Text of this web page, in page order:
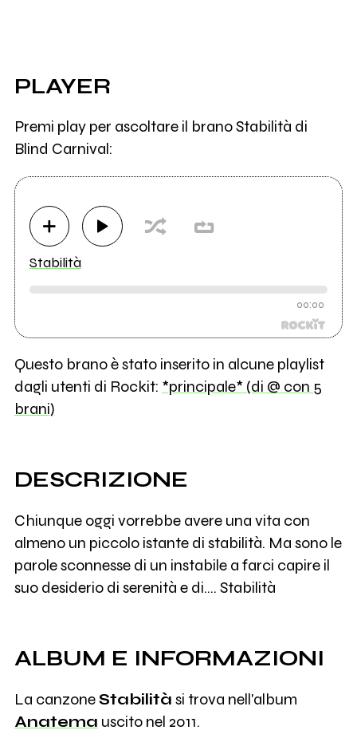
PLAYER
Premi play per ascoltare il brano Stabilità di
Blind Carnival:
Stabilità
00:00
Questo brano è stato inserito in alcune playlist
dagli utenti di Rockit: *principale* (di @ con 5
brani)
DESCRIZIONE
Chiunque oggi vorrebbe avere una vita con
almeno un piccolo istante di stabilità. Ma sono le
parole sconnesse di un instabile a farci capire il
suo desiderio di serenità e di.... Stabilità
ALBUM E INFORMAZIONI
La canzoneStabilità si trova nell'album
Anatema uscito nel 2011.